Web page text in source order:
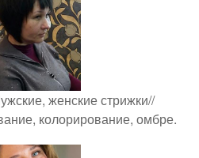
женские стрижки//
колорирование, омбре.